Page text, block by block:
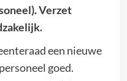
Verzet
een nieuwe
goed.